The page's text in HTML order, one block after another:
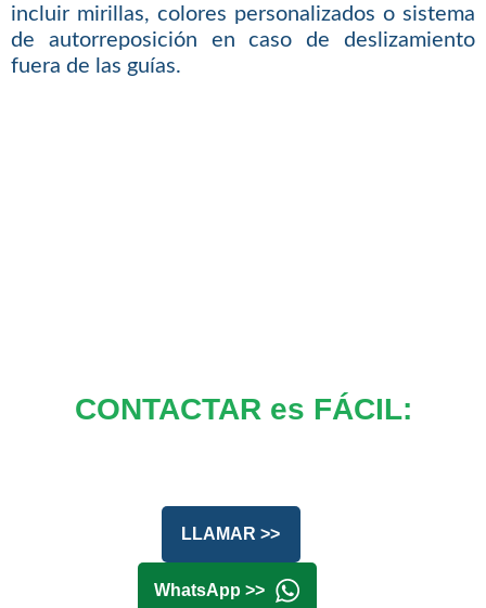
incluir mirillas, colores personalizados o sistema
de autorreposición en caso de deslizamiento
fuera de las guías.
CONTACTAR es FÁCIL:
LLAMAR >>
WhatsApp >>